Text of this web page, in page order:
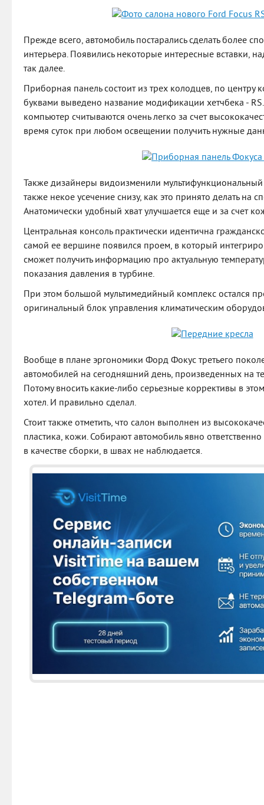
Прежде всего, автомобиль постарались сделать более
интерьера. Появились некоторые интересные вставки,
так далее.
Приборная панель состоит из трех колодцев, по центру
буквами выведено название модификации хетчбека -
компьютер считываются очень легко за счет
время суток при любом освещении получить нужные
Также дизайнеры видоизменили
также некое усечение снизу, как это принято делать на
Анатомически удобный хват улучшается еще и за счет
Центральная консоль практически идентична
самой ее вершине появился проем, в который
сможет получить информацию про актуальную
показания давления в турбине.
При этом большой мультимедийный комплекс остался
оригинальный блок управления климатическим
Вообще в плане эргономики Форд Фокус третьего
автомобилей на сегодняшний день, произведенных на
Потому вносить какие-либо серьезные коррективы в
хотел. И правильно сделал.
Стоит также отметить, что салон выполнен из
пластика, кожи. Собирают автомобиль явно
в качестве сборки, в швах не наблюдается.